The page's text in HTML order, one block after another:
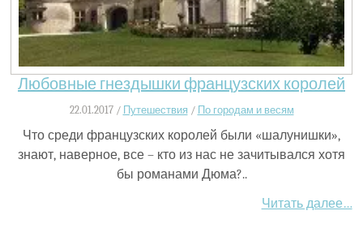
Любовные гнездышки французских королей
22.01.2017 / Путешествия / По городам и весям
Что среди французских королей были «шалунишки»,
знают, наверное, все – кто из нас не зачитывался хотя
бы романами Дюма?..
Читать далее…